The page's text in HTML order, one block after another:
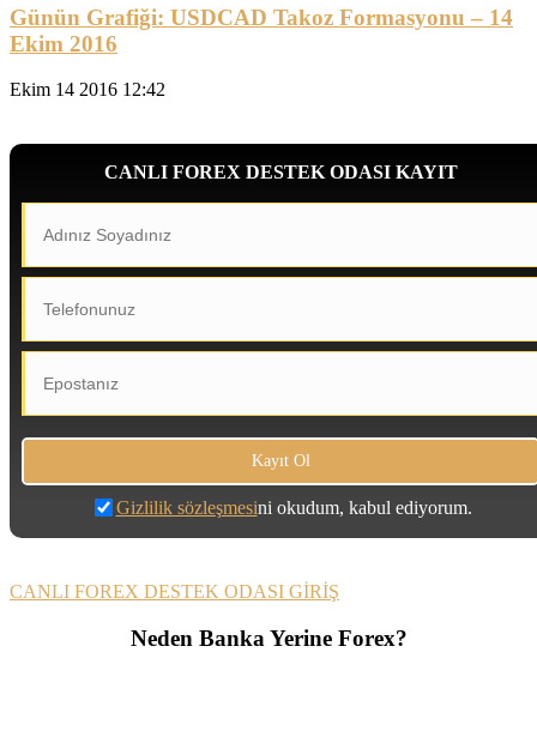
Günün Grafiği: USDCAD Takoz Formasyonu – 14
Ekim 2016
Ekim 14 2016 12:42
CANLI FOREX DESTEK ODASI KAYIT
Gizlilik sözleşmesini okudum, kabul ediyorum.
CANLI FOREX DESTEK ODASI GİRİŞ
Neden Banka Yerine Forex?